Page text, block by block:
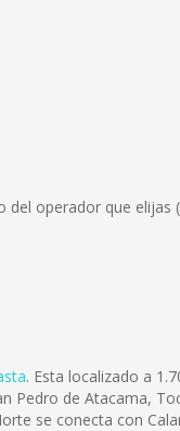
del operador que elijas (
. Esta localizado a
Pedro de Atacama,
se conecta con